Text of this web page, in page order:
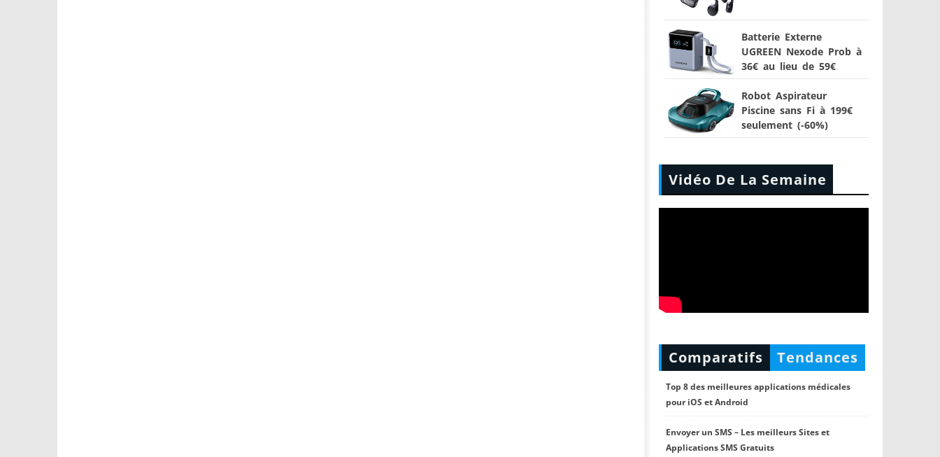
Batterie Externe
UGREEN Nexode Prob à
36€ au lieu de 59€
Robot Aspirateur
Piscine sans Fi à 199€
seulement (-60%)
Vidéo De La Semaine
Comparatifs Tendances
Top 8 des meilleures applications médicales
pour iOS et Android
Envoyer un SMS – Les meilleurs Sites et
Applications SMS Gratuits